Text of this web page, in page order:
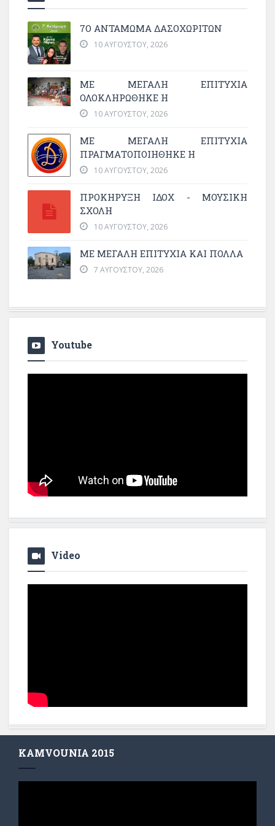
7Ο ΑΝΤΆΜΩΜΑ ΔΑΣΟΧΩΡΙΤΏΝ
10 ΑΥΓΟΎΣΤΟΥ, 2026
ΜΕ ΜΕΓΆΛΗ ΕΠΙΤΥΧΊΑ
ΟΛΟΚΛΗΡΏΘΗΚΕ Η
10 ΑΥΓΟΎΣΤΟΥ, 2026
ΜΕ ΜΕΓΆΛΗ ΕΠΙΤΥΧΊΑ
ΠΡΑΓΜΑΤΟΠΟΙΉΘΗΚΕ Η
10 ΑΥΓΟΎΣΤΟΥ, 2026
ΠΡΟΚΗΡΥΞΗ ΙΔΟΧ - ΜΟΥΣΙΚΗ
ΣΧΟΛΗ
10 ΑΥΓΟΎΣΤΟΥ, 2026
ΜΕ ΜΕΓΆΛΗ ΕΠΙΤΥΧΊΑ ΚΑΙ ΠΟΛΛΆ
7 ΑΥΓΟΎΣΤΟΥ, 2026
Youtube
Video
KAMVOUNIA 2015